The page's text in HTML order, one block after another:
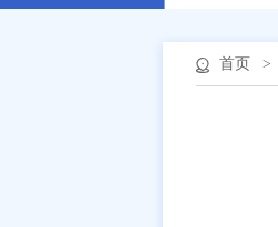
首页 >